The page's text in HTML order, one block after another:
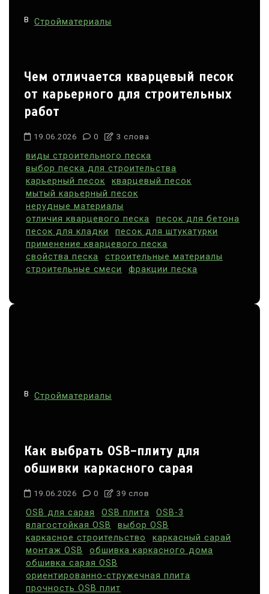
В Стройматериалы
Чем отличается кварцевый песок
от карьерного для строительных
работ
19.06.2026 0 3 слова
виды строительного песка
выбор песка для строительства
карьерный песок
кварцевый песок
мытый карьерный песок
нерудные материалы
отличия кварцевого песка
песок для бетона
песок для кладки
песок для штукатурки
применение кварцевого песка
свойства песка
строительные материалы
строительные смеси
фракции песка
В Стройматериалы
Как выбрать OSB-плиту для
обшивки каркасного сарая
19.06.2026 0 39 слов
OSB для сарая OSB плита
OSB-3
влагостойкая OSB
выбор OSB
каркасное строительство
каркасный сарай
монтаж OSB
обшивка каркасного дома
обшивка сарая OSB
ориентированно-стружечная плита
прочность OSB плит